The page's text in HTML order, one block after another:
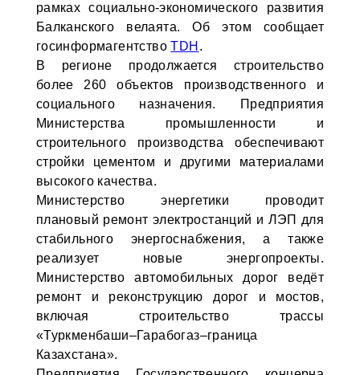
рамках социально-экономического развития
Балканского велаята. Об этом сообщает
госинформагентствоTDH .
В регионе продолжается строительство
более 260 объектов производственного и
социального назначения. Предприятия
Министерства промышленности и
строительного производства обеспечивают
стройки цементом и другими материалами
высокого качества.
Министерство энергетики проводит
плановый ремонт электростанций и ЛЭП для
стабильного энергоснабжения, а также
реализует новые энергопроекты.
Министерство автомобильных дорог ведёт
ремонт и реконструкцию дорог и мостов,
включая строительство трассы
«Туркменбаши–Гарабогаз–граница
Казахстана».